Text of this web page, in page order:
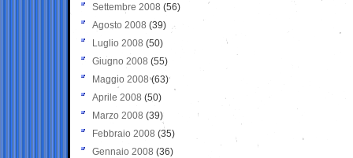
Settembre 2008 (56)
Agosto 2008 (39)
Luglio 2008 (50)
Giugno 2008 (55)
Maggio 2008(63)
Aprile 2008 (50)
Marzo 2008 (39)
Febbraio 2008 (35)
Gennaio 2008 (36)